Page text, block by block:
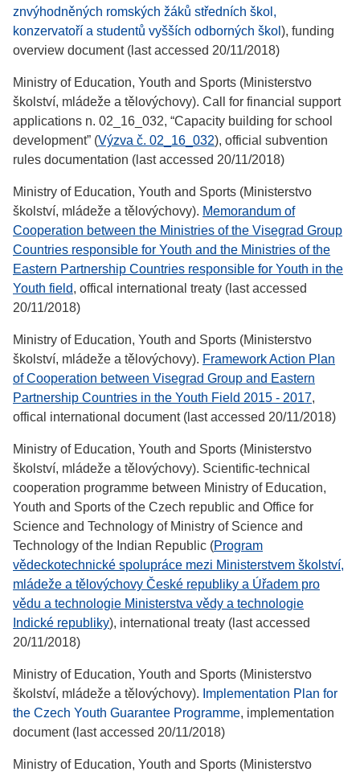
znvýhodněných romských žáků středních škol,
konzervatoří a studentů vyšších odborných škol ), funding
overview document (last accessed 20/11/2018)
Ministry of Education, Youth and Sports (Ministerstvo
školství, mládeže a tělovýchovy). Call for financial support
applications n. 02_16_032, “Capacity building for school
development” (Výzva č. 02_16_032), official subvention
rules documentation (last accessed 20/11/2018)
Ministry of Education, Youth and Sports (Ministerstvo
školství, mládeže a tělovýchovy). Memorandum of
Cooperation between the Ministries of the Visegrad Group
Countries responsible for Youth and the Ministries of the
Eastern Partnership Countries responsible for Youth in the
Youth field, offical international treaty (last accessed
20/11/2018)
Ministry of Education, Youth and Sports (Ministerstvo
školství, mládeže a tělovýchovy). Framework Action Plan
of Cooperation between Visegrad Group and Eastern
Partnership Countries in the Youth Field 2015 - 2017,
offical international document (last accessed 20/11/2018)
Ministry of Education, Youth and Sports (Ministerstvo
školství, mládeže a tělovýchovy). Scientific-technical
cooperation programme between Ministry of Education,
Youth and Sports of the Czech republic and Office for
Science and Technology of Ministry of Science and
Technology of the Indian Republic (Program
vědeckotechnické spolupráce mezi Ministerstvem školství,
mládeže a tělovýchovy České republiky a Úřadem pro
vědu a technologie Ministerstva vědy a technologie
Indické republiky), international treaty (last accessed
20/11/2018)
Ministry of Education, Youth and Sports (Ministerstvo
školství, mládeže a tělovýchovy). Implementation Plan for
the Czech Youth Guarantee Programme, implementation
document (last accessed 20/11/2018)
Ministry of Education, Youth and Sports (Ministerstvo